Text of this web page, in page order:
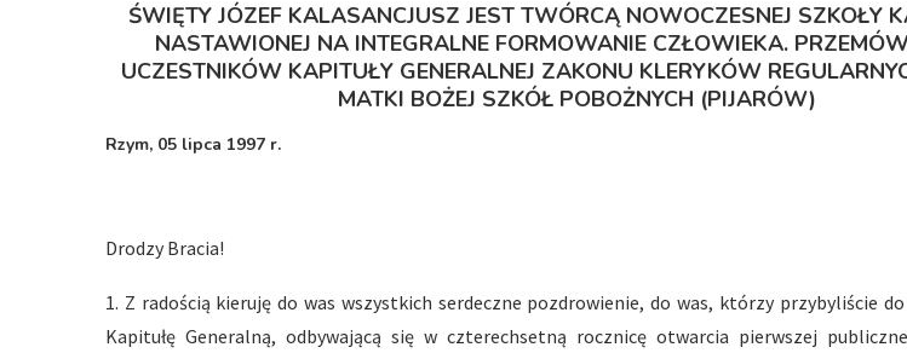
ŚWIĘTY JÓZEF KALASANCJUSZ JEST TWÓRCĄ NOWOCZESNEJ SZKOŁY
NASTAWIONEJ NA INTEGRALNE FORMOWANIE CZŁOWIEKA.
UCZESTNIKÓW KAPITUŁY GENERALNEJ ZAKONU KLERYKÓW
MATKI BOŻEJ SZKÓŁ POBOŻNYCH (PIJARÓW)
Rzym, 05 lipca 1997 r.
Drodzy Bracia!
1. Z radością kieruję do was wszystkich serdeczne pozdrowienie, do was, którzy przybyliście
Kapitułę Generalną, odbywającą się w czterechsetną rocznicę otwarcia pierwszej